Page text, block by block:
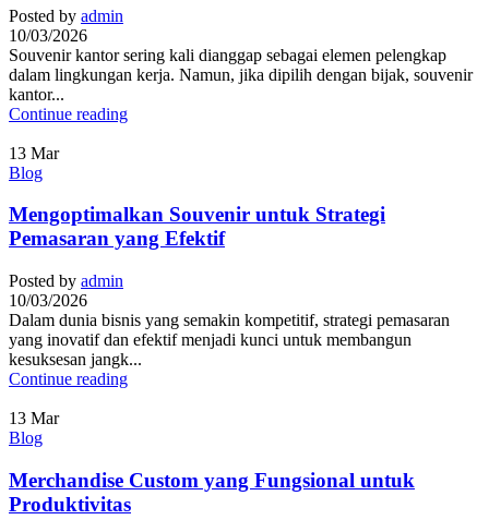
Posted by admin
10/03/2026
Souvenir kantor sering kali dianggap sebagai elemen pelengkap
dalam lingkungan kerja. Namun, jika dipilih dengan bijak, souvenir
kantor...
Continue reading
13 Mar
Blog
Mengoptimalkan Souvenir untuk Strategi
Pemasaran yang Efektif
Posted by admin
10/03/2026
Dalam dunia bisnis yang semakin kompetitif, strategi pemasaran
yang inovatif dan efektif menjadi kunci untuk membangun
kesuksesan jangk...
Continue reading
13 Mar
Blog
Merchandise Custom yang Fungsional untuk
Produktivitas